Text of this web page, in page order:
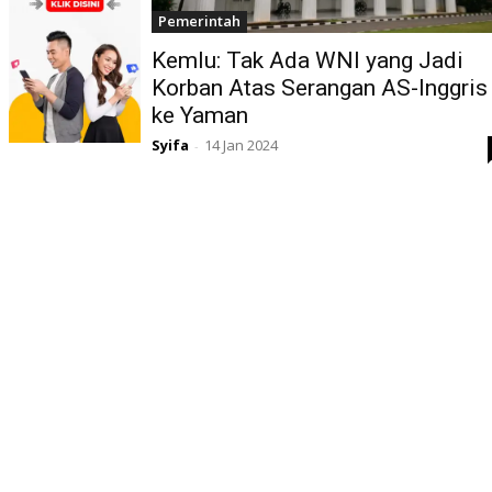
Pemerintah
Kemlu: Tak Ada WNI yang Jadi
Korban Atas Serangan AS-Inggris
ke Yaman
Syifa - 14 Jan 2024